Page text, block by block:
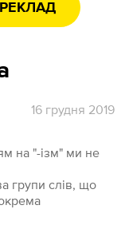
16 грудня 2019
на "-ізм" ми не
групи слів, що